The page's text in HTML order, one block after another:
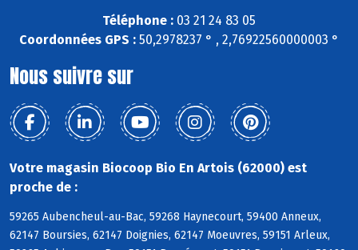
Téléphone : 03 21 24 83 05
Coordonnées GPS : 50,2978237 ° , 2,76922560000003 °
Nous suivre sur
Votre magasin Biocoop Bio En Artois (62000) est
proche de :
59265 Aubencheul-au-Bac, 59268 Haynecourt, 59400 Anneux,
62147 Boursies, 62147 Doignies, 62147 Moeuvres, 59151 Arleux,